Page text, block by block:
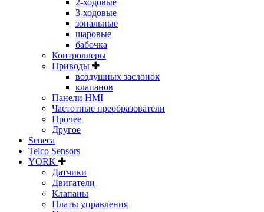
3-ходовые
зональные
шаровые
бабочка
Контроллеры
Приводы
воздушных заслонок
клапанов
Панели HMI
Частотные преобразователи
Прочее
Другое
Seneca
Telco Sensors
YORK
Датчики
Двигатели
Клапаны
Платы управления